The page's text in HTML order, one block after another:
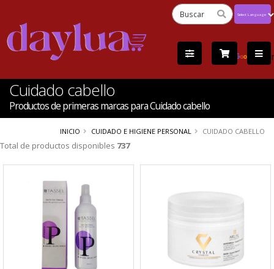
by
Cuidado cabello
Productos de primeras marcas para Cuidado cabello
INICIO CUIDADO E HIGIENE PERSONAL CUIDADO CABELLO
Total de productos disponibles 737